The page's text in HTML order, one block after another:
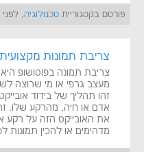
פורסם בקטגוריית טכנולוגיה, לפני 2 שנים 1 ימים
צריבת תמונות
צריבת תמונה בפוטושופ
מעצב גרפי או מי שרוצה
זהו תהליך של בידוד
אדם או חיה, מהרקע שלו.
את האובייקט הזה על רקע
מדהימים או להכין תמונות